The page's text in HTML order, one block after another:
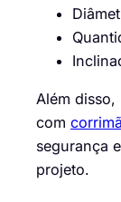
Além
com
segurança
projeto.